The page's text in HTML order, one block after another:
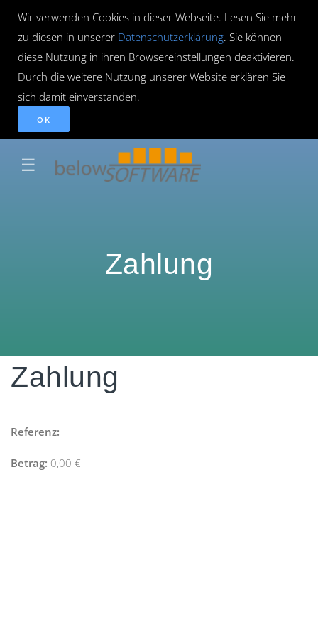
Wir verwenden Cookies in dieser Webseite. Lesen Sie mehr
zu diesen in unserer Datenschutzerklärung. Sie können
diese Nutzung in ihren Browsereinstellungen deaktivieren.
Durch die weitere Nutzung unserer Website erklären Sie
sich damit einverstanden.
OK
☰
Zahlung
Zahlung
Referenz:
Betrag: 0,00 €